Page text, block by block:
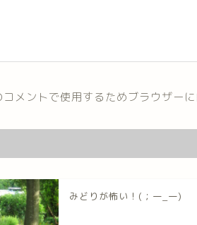
コメントで使用するためブラウザー
みどりが怖い！(；一_一)